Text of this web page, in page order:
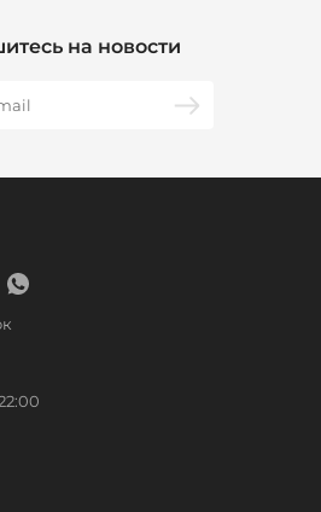
на новости